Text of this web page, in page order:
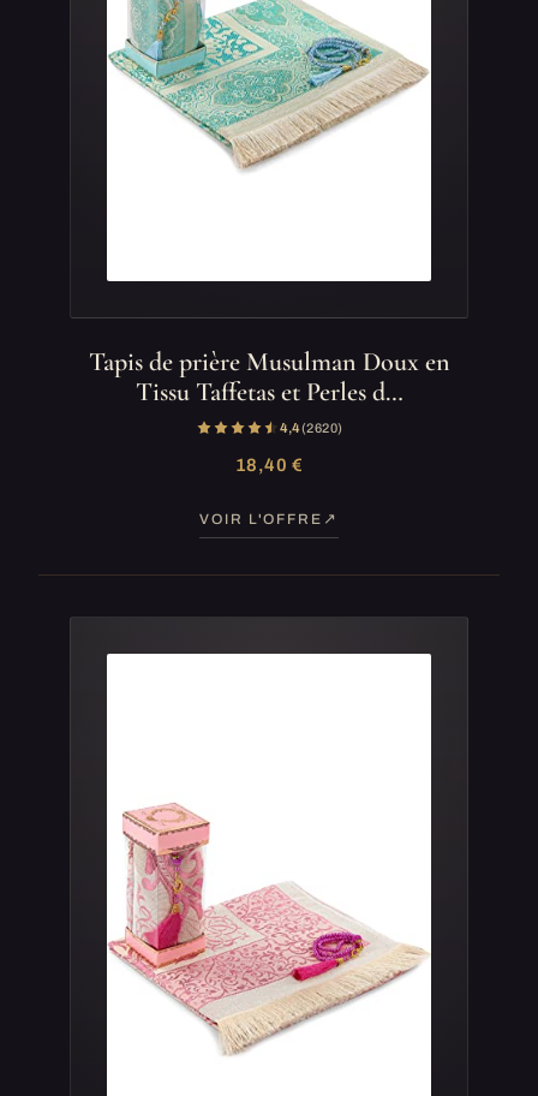
Tapis de prière Musulman Doux en
Tissu Taffetas et Perles d…
4,4(2 620)
18,40 €
VOIR L'OFFRE